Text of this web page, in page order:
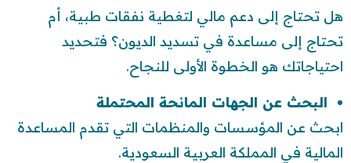
هل تحتاج إلى دعم مالي لتغطية نفقات طبية، أم
تحتاج إلى مساعدة في تسديد الديون؟ فتحديد
احتياجاتك هو الخطوة الأولى للنجاح.
البحث عن الجهات المانحة المحتملة
ابحث عن المؤسسات والمنظمات التي تقدم المساعدة
المالية في المملكة العربية السعودية.